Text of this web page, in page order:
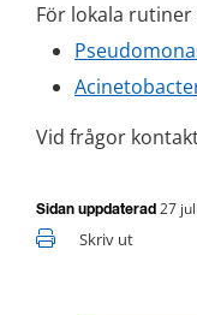
För lokala rutiner
Vid frågor
Sidan uppdaterad 27
Skriv ut